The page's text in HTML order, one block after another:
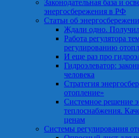
Законодательная база и
энергосбережения в РФ
Статьи об
Ждали одно.
Работа регулятора
регулированию
И еще раз про
Гидроэлеватор:
человека
Стратегия
отопление»
Системное решение
теплоснабжения.
ценам
Системы регулирования